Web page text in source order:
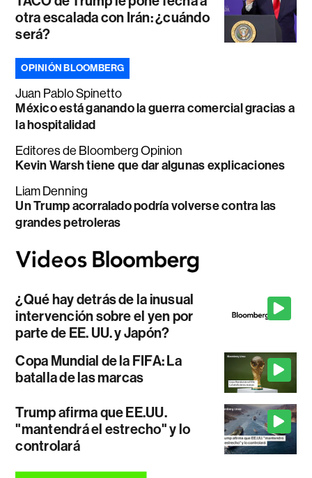
otra escalada con Irán: ¿cuándo
será?
OPINIÓN BLOOMBERG
Juan Pablo Spinetto
México está ganando la guerra comercial gracias a
la hospitalidad
Editores de Bloomberg Opinion
Kevin Warsh tiene que dar algunas explicaciones
Liam Denning
Un Trump acorralado podría volverse contra las
grandes petroleras
¿Qué hay detrás de la inusual
intervención sobre el yen por
parte de EE. UU. y Japón?
Copa Mundial de la FIFA: La
batalla de las marcas
Trump afirma que EE.UU.
"mantendrá el estrecho" y lo
controlará